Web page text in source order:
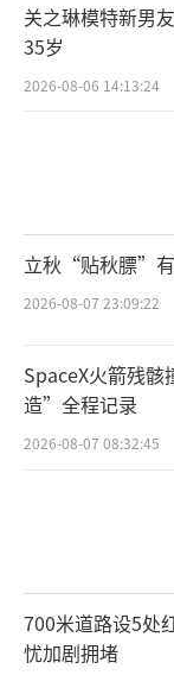
关之琳模特新男
35岁
2026-08-06 14:13:24
立秋“贴秋膘”
2026-08-07 23:09:22
SpaceX火箭残
造”全程记录
2026-08-07 08:32:45
700米道路设5处
忧加剧拥堵